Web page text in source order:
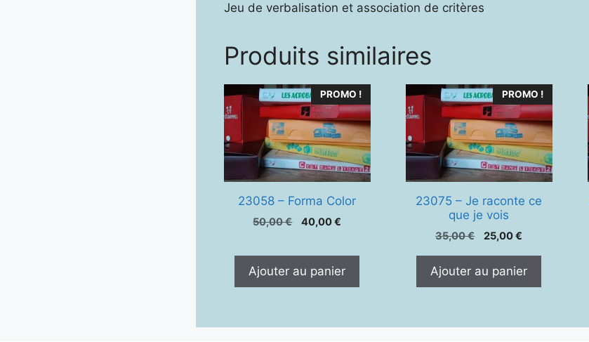
Jeu de verbalisation et association de critères
Produits similaires
PROMO !
23058 – Forma Color
50,00€
Le
était :
50,00 €.
40,00€
est :
Ajouter au panier
PROMO !
23075 – Je raconte ce
que je vois
35,00€
Le
était :
25,00€
Ajouter au panier